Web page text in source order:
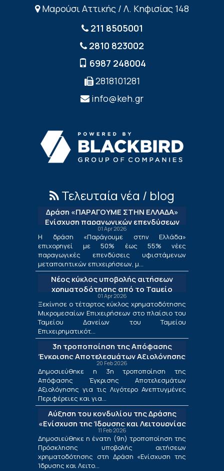
Μαρούσι Αττικής / Λ. Κηφισίας 148
211 8505001
2810 823002
6987 248004
2818101281
info@keh.gr
Τελευταία νέα / blog
Δράση «ΠΑΡΑΓΟΥΜΕ ΣΤΗΝ ΕΛΛΑΔΑ»
Ενίσχυση παραγωγικών επενδύσεων
μεταποίησης
01 Apr 2026
Η δράση «Παράγουμε στην Ελλάδα»
επιχορηγεί με 50% έως 55% νέες
παραγωγικές επενδύσεις υφιστάμενων
μεταποιητικών επιχειρήσεων, μ...
Νέος κύκλος υποβολής αιτήσεων
χρηματοδότησης από το Ταμείο
Δανείων του ΤΕΠΙΧ ΙΙΙ
01 Apr 2026
Ξεκίνησε ο τέταρτος κύκλος χρηματοδότησης
Μικρομεσαίων Επιχειρήσεων στο πλαίσιο του
Ταμείου Δανείων του Ταμείου
Επιχειρηματικότ...
3η τροποποίηση της Απόφασης
Έγκρισης Αποτελεσμάτων Αξιολόγησης
για τις Λιγότερο Ανεπτυγμένες
Περιφέρειες και για τις Περιφέρειες
Μετάβασης στο πλαίσιο της Δράσης
«Ενίσχυση της Ίδρυσης και Λειτουργίας
Νέων Μικρομεσαίων Τουριστικών
Επιχειρήσεων»
20 Feb 2026
Δημοσιεύθηκε η 3η τροποποίηση της
Απόφασης Έγκρισης Αποτελεσμάτων
Αξιολόγησης για τις Λιγότερο Ανεπτυγμένες
Περιφέρειες και για...
Αύξηση του κονδυλίου της Δράσης
«Ενίσχυση της Ίδρυσης και Λειτουργίας
Νέων Μικρομεσαίων Τουριστικών
Επιχειρήσεων»
11 Feb 2026
Δημοσιεύθηκε η ένατη (9η) τροποποίηση της
Πρόσκλησης υποβολής αιτήσεων
χρηματοδότησης στη Δράση «Ενίσχυση της
Ίδρυσης και Λειτο...